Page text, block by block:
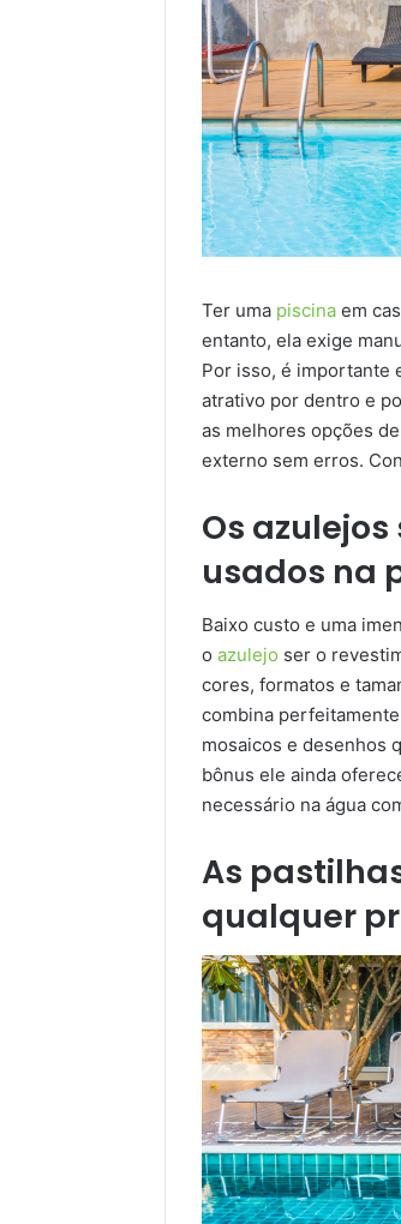
Ter uma piscina em
entanto, ela exige
Por isso, é importante
atrativo por dentro e
as melhores opções
externo sem erros.
Os
usados na
Baixo custo e uma
o azulejo ser o
cores, formatos e
combina
mosaicos e desenhos
bônus ele ainda
necessário na água
As
qualquer